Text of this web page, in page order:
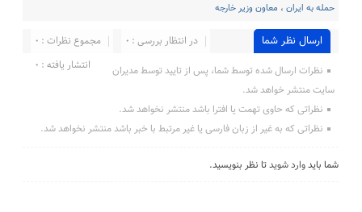
حمله به ایران ، معاون وزیر خارجه
ارسال نظر شما مجموع نظرات : 0
در انتظار بررسی : 0
انتشار یافته : 0
نظرات ارسال شده توسط شما، پس از تایید توسط مدیران
سایت منتشر خواهد شد.
نظراتی که حاوی تهمت یا افترا باشد منتشر نخواهد شد.
نظراتی که به غیر از زبان فارسی یا غیر مرتبط با خبر باشد منتشر نخواهد شد.
شما بایدوارد شویدتا نظر بنویسید.